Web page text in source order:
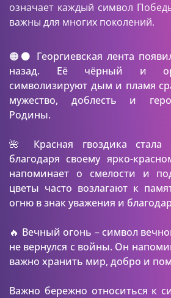
означает каждый символ
важны для многих поколений.
🟠⚫ Георгиевская лента
назад. Её чёрный и
символизируют дым и пламя
мужество, доблесть и
Родины.
🌺 Красная гвоздика стала
благодаря своему ярко-
напоминает о смелости и
цветы часто возлагают к
огню в знак уважения и
🔥 Вечный огонь – символ
не вернулся с войны. Он
важно хранить мир, добро и
Важно бережно относиться к